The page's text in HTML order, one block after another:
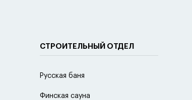
СТРОИТЕЛЬНЫЙ ОТДЕЛ
Русская баня
Финская сауна